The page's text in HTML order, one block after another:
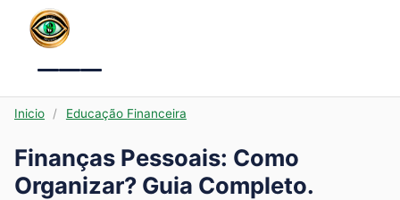
Menu
Inicio / Educação Financeira
Finanças Pessoais: Como
Organizar? Guia Completo.